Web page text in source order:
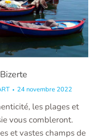
24 novembre 2022
les plages et
vous combleront.
et vastes champs de